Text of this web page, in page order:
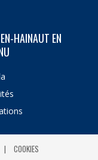
HAINAUT EN
COOKIES